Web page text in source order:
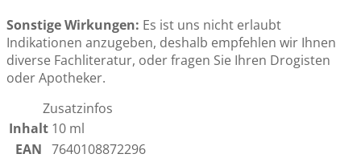
Sonstige Wirkungen: Es ist uns nicht erlaubt
Indikationen anzugeben, deshalb empfehlen wir Ihnen
diverse Fachliteratur, oder fragen Sie Ihren Drogisten
oder Apotheker.
Zusatzinfos
Inhalt 10 ml
EAN 7640108872296